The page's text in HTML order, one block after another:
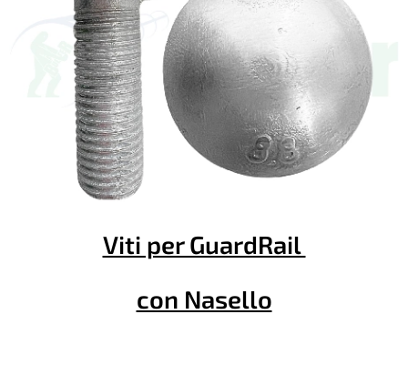
Viti per GuardRail
con Nasello